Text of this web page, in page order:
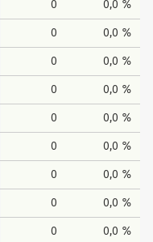
0 0,0 %
0 0,0 %
0 0,0 %
0 0,0 %
0 0,0 %
0 0,0 %
0 0,0 %
0 0,0 %
0 0,0 %